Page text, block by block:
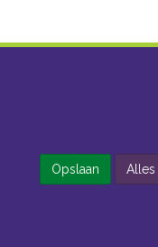
Opslaan Alles